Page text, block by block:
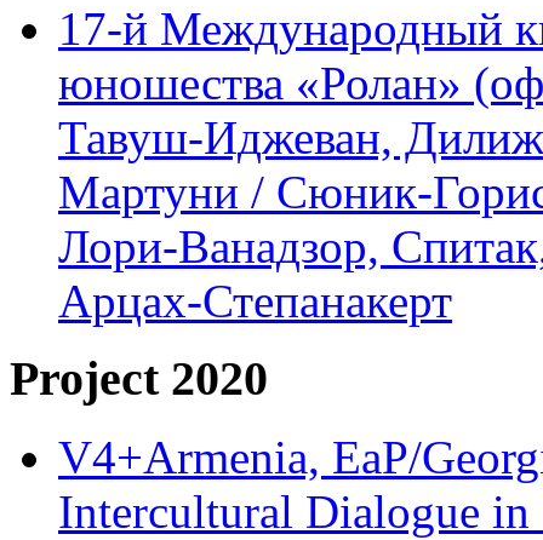
17-й Международный
юношества «Ролан»
Тавуш-Иджеван,
Мартуни / Сюник-
Лори-Ванадзор,
Арцах-Степанакерт
Project 2020
V4+Armenia, EaP/
Intercultural Dialogue